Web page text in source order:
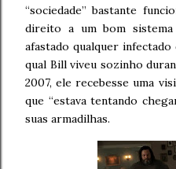
“sociedade” bastante
direito a um bom sistema
afastado qualquer
qual Bill viveu sozinho
2007, ele recebesse uma
que “estava tentando
suas armadilhas.